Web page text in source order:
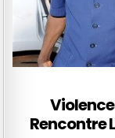
Rencontre